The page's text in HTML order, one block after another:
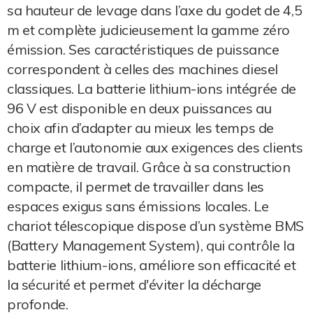
sa hauteur de levage dans l’axe du godet de 4,5
m et complète judicieusement la gamme zéro
émission. Ses caractéristiques de puissance
correspondent à celles des machines diesel
classiques. La batterie lithium-ions intégrée de
96 V est disponible en deux puissances au
choix afin d’adapter au mieux les temps de
charge et l’autonomie aux exigences des clients
en matière de travail. Grâce à sa construction
compacte, il permet de travailler dans les
espaces exigus sans émissions locales. Le
chariot télescopique dispose d’un système BMS
(Battery Management System), qui contrôle la
batterie lithium-ions, améliore son efficacité et
la sécurité et permet d'éviter la décharge
profonde.